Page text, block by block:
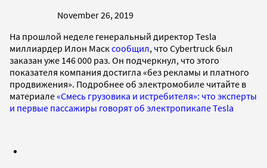
November 26, 2019
На прошлой неделе генеральный директор Tesla
миллиардер Илон Масксообщил, что Cybertruck был
заказан уже 146 000 раз. Он подчеркнул, что этого
показателя компания достигла «без рекламы и платного
продвижения». Подробнее об электромобиле читайте в
материале«Смесь грузовика и истребителя»: что эксперты
и первые пассажиры говорят об электропикапе Tesla